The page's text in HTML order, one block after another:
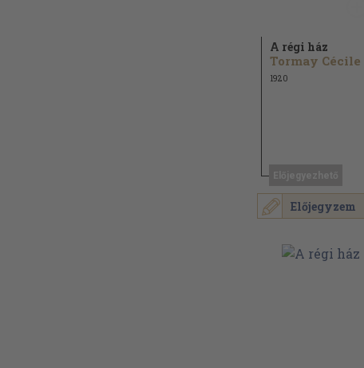
Előjegyzem
A régi ház
Tormay Cécile
1920